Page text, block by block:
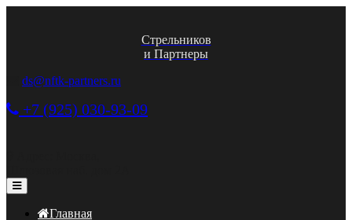
Стрельников
и Партнеры
ds@nftk-partners.ru
+7 (925) 030-93-09
Главная